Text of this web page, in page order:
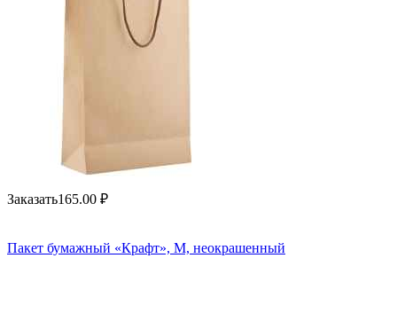
Заказать165.00 ₽
Пакет бумажный «Крафт», M, неокрашенный